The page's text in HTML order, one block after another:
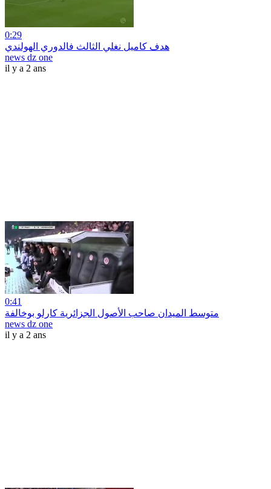
0:29
هدف كاميل نغلي الثالث فالدوري الهولندي
news dz one
il y a 2 ans
0:41
متوسط الميدان صاحب الأصول الجزائرية كارلو بوخالفة
news dz one
il y a 2 ans